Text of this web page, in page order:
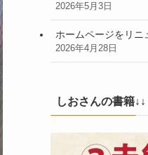
2026年5月3日
ホームページをリニ
2026年4月28日
しおさんの書籍↓↓